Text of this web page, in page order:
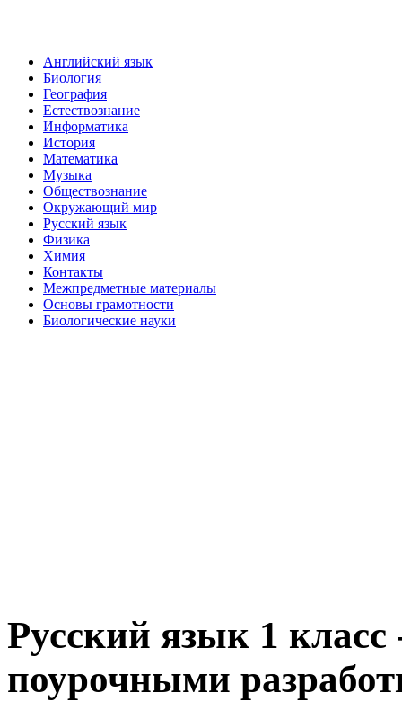
Английский язык
Биология
География
Естествознание
Информатика
История
Математика
Музыка
Обществознание
Окружающий мир
Русский язык
Физика
Химия
Контакты
Межпредметные материалы
Основы грамотности
Биологические науки
Русский язык 1 класс
поурочными